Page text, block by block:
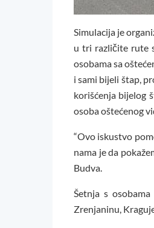
Simulacija je
u tri različite rute
osobama sa
i sami bijeli štap,
korišćenja bijelog
osoba oštećenog
“Ovo iskustvo
nama je da
Budva.
Šetnja s
Zrenjaninu,